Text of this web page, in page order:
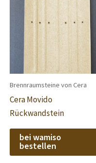
Brennraumsteine von Cera
Cera Movido
Rückwandstein
bei wamiso
bestellen